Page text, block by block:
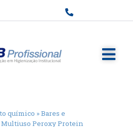
químico »Bares e
Peroxy Protein